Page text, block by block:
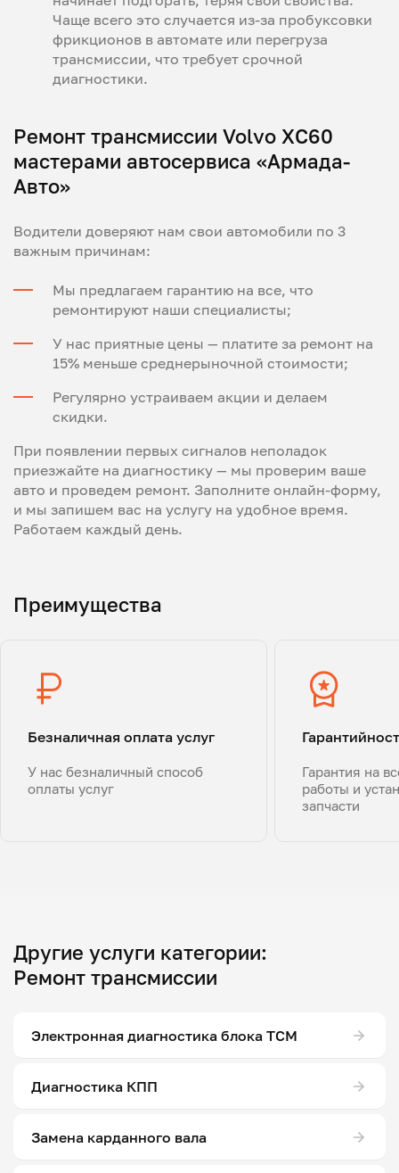
Чаще всего это случается из-за пробуксовки
фрикционов в автомате или перегруза
трансмиссии, что требует срочной
диагностики.
Ремонт трансмиссии Volvo XC60
мастерами автосервиса «Армада-
Авто»
Водители доверяют нам свои автомобили по 3
важным причинам:
Мы предлагаем гарантию на все, что
ремонтируют наши специалисты;
У нас приятные цены — платите за ремонт на
15% меньше среднерыночной стоимости;
Регулярно устраиваем акции и делаем
скидки.
При появлении первых сигналов неполадок
приезжайте на диагностику — мы проверим ваше
авто и проведем ремонт. Заполните онлайн-форму,
и мы запишем вас на услугу на удобное время.
Работаем каждый день.
Преимущества
Безналичная оплата услуг
У нас безналичный способ
оплаты услуг
Гарантия на
работы и
запчасти
Другие услуги категории:
Ремонт трансмиссии
Электронная диагностика блока ТСМ
Диагностика КПП
Замена карданного вала